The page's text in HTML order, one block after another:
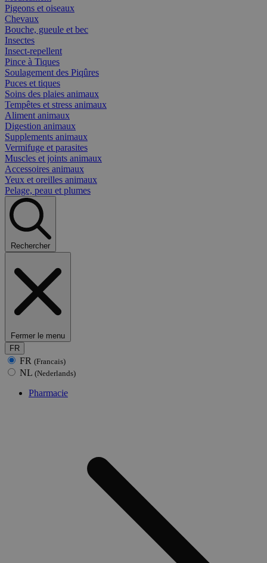
Pigeons et oiseaux
Chevaux
Bouche, gueule et bec
Insectes
Insect-repellent
Pince à Tiques
Soulagement des Piqûres
Puces et tiques
Soins des plaies animaux
Tempêtes et stress animaux
Aliment animaux
Digestion animaux
Supplements animaux
Vermifuge et parasites
Muscles et joints animaux
Accessoires animaux
Yeux et oreilles animaux
Pelage, peau et plumes
Rechercher
Fermer le menu
FR
FR (Francais)
NL (Nederlands)
Pharmacie